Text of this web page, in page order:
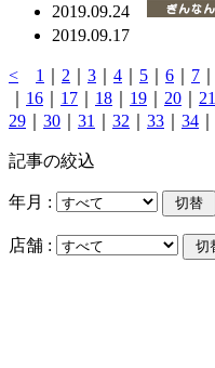
2019.09.24
2019.09.17
< 1 2 3 4 5 6 7
16 17 18 19 20 21
29
30 31 32 33 34
記事の絞込
年月 :
店舗 :